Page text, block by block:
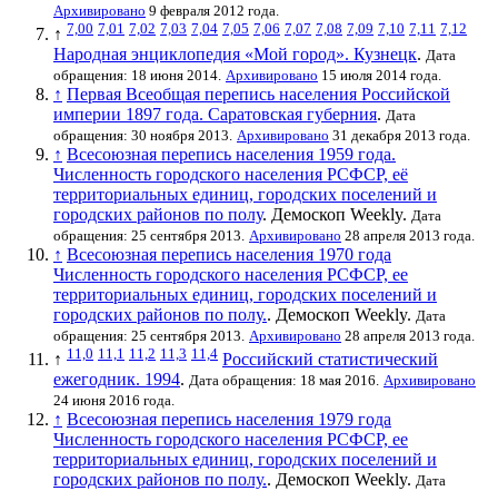
Архивировано 9 февраля 2012 года.
↑ 7,00 7,01 7,02 7,03 7,04 7,05 7,06 7,07 7,08 7,09 7,10 7,11 7,12
Народная энциклопедия «Мой город». Кузнецк. Дата
обращения: 18 июня 2014. Архивировано 15 июля 2014 года.
↑ Первая Всеобщая перепись населения Российской
империи 1897 года. Саратовская губерния. Дата
обращения: 30 ноября 2013. Архивировано 31 декабря 2013 года.
↑ Всесоюзная перепись населения 1959 года.
Численность городского населения РСФСР, её
территориальных единиц, городских поселений и
городских районов по полу. Демоскоп Weekly. Дата
обращения: 25 сентября 2013. Архивировано 28 апреля 2013 года.
↑ Всесоюзная перепись населения 1970 года
Численность городского населения РСФСР, ее
территориальных единиц, городских поселений и
городских районов по полу.. Демоскоп Weekly. Дата
обращения: 25 сентября 2013. Архивировано 28 апреля 2013 года.
↑ 11,0 11,1 11,2 11,3 11,4 Российский статистический
ежегодник. 1994. Дата обращения: 18 мая 2016. Архивировано
24 июня 2016 года.
↑ Всесоюзная перепись населения 1979 года
Численность городского населения РСФСР, ее
территориальных единиц, городских поселений и
городских районов по полу.. Демоскоп Weekly. Дата